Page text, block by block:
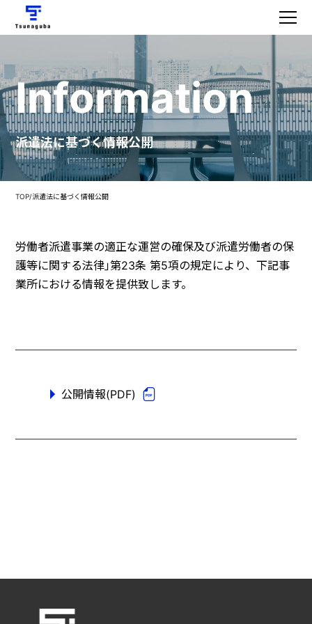
Information
派遣法に基づく情報公開
TOP/派遣法に基づく情報公開
労働者派遣事業の適正な運営の確保及び派遣労働者の保
護等に関する法律｣第23条 第5項の規定により、下記事
業所における情報を提供致します。
公開情報(PDF)